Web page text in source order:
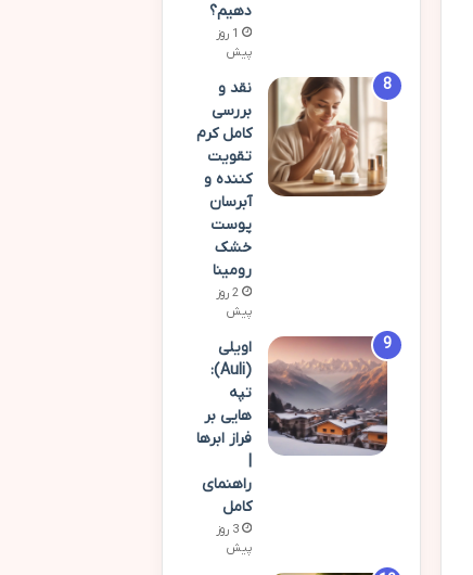
دهیم؟
1 روز
پیش
نقد و
بررسی
کامل کرم
تقویت
کننده و
آبرسان
پوست
خشک
رومینا
2 روز
پیش
اویلی
(Auli):
تپه
هایی بر
فراز ابرها
|
راهنمای
کامل
3 روز
پیش